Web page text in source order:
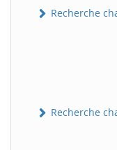
Recherche
Recherche